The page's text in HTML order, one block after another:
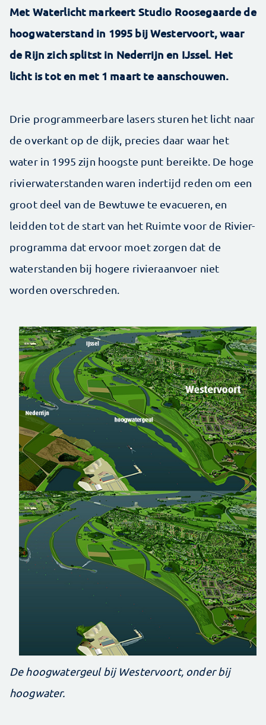
Met Waterlicht markeert Studio Roosegaarde de
hoogwaterstand in 1995 bij Westervoort, waar
de Rijn zich splitst in Nederrijn en IJssel. Het
licht is tot en met 1 maart te aanschouwen.
Drie programmeerbare lasers sturen het licht naar
de overkant op de dijk, precies daar waar het
water in 1995 zijn hoogste punt bereikte. De hoge
rivierwaterstanden waren indertijd reden om een
groot deel van de Bewtuwe te evacueren, en
leidden tot de start van het Ruimte voor de Rivier-
programma dat ervoor moet zorgen dat de
waterstanden bij hogere rivieraanvoer niet
worden overschreden.
De hoogwatergeul bij Westervoort, onder bij
hoogwater.